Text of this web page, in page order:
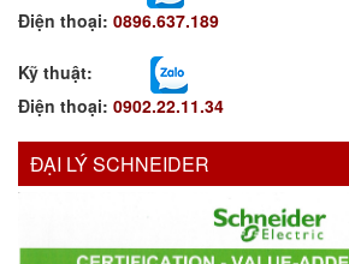
Điện thoại: 0896.637.189
Kỹ thuật:
Điện thoại: 0902.22.11.34
ĐẠI LÝ SCHNEIDER